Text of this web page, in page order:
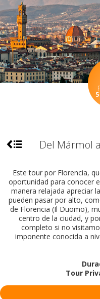
Del Mármol
Este tour por Florencia,
oportunidad para conocer
manera relajada apreciar
pueden pasar por alto,
de Florencia (Il Duomo),
centro de la ciudad, y
completo si no
imponente conocida a
Tour